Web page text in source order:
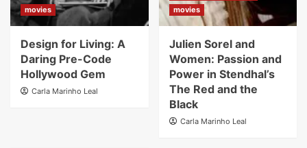
movies
Design for Living: A
Daring Pre-Code
Hollywood Gem
Carla Marinho Leal
movies
Julien Sorel and
Women: Passion and
Power in Stendhal’s
The Red and the
Black
Carla Marinho Leal